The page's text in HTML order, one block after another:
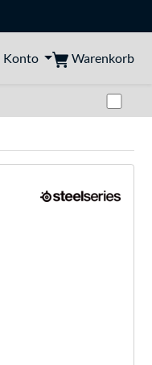
Konto Warenkorb